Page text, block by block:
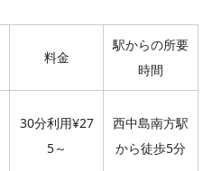
料金
駅からの所要
時間
30分利用¥27
5～
西中島南方駅
から徒歩5分